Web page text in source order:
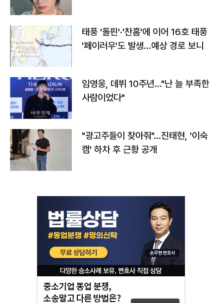
태풍 '돌핀'·'찬홈'에 이어 16호 태풍
'페이러우'도 발생…예상 경로 보니
임영웅, 데뷔 10주년…"난 늘 부족한
사람이었다"
"광고주들이 찾아줘"…진태현, '이숙
캠' 하차 후 근황 공개